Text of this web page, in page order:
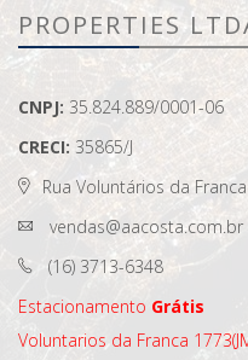
PROPERTIES
CNPJ: 35.824.889/0001-06
CRECI: 35865/J
Rua Voluntários da
vendas@aacosta.com.br
(16) 3713-6348
Estacionamento Grátis
Voluntarios da Franca